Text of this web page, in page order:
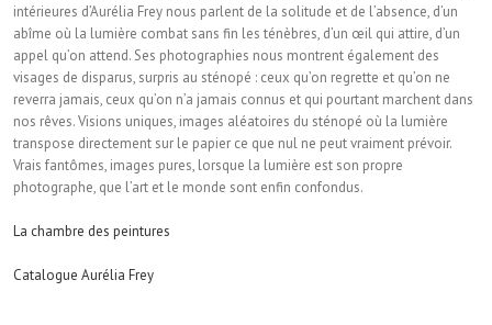
intérieures d’Aurélia Frey nous parlent de la solitude et de l’absence, d’un
abîme où la lumière combat sans fin les ténèbres, d’un œil qui attire, d’un
appel qu’on attend. Ses photographies nous montrent également des
visages de disparus, surpris au sténopé : ceux qu’on regrette et qu’on ne
reverra jamais, ceux qu’on n’a jamais connus et qui pourtant marchent dans
nos rêves. Visions uniques, images aléatoires du sténopé où la lumière
transpose directement sur le papier ce que nul ne peut vraiment prévoir.
Vrais fantômes, images pures, lorsque la lumière est son propre
photographe, que l’art et le monde sont enfin confondus.
La chambre des peintures
Catalogue Aurélia Frey